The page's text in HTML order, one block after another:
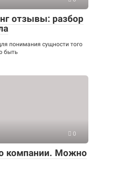
отзывы: разбор
понимания сущности того
быть
0
компании. Можно